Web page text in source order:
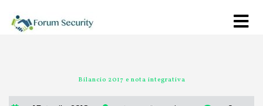
Bilancio 2017 e nota integrativa